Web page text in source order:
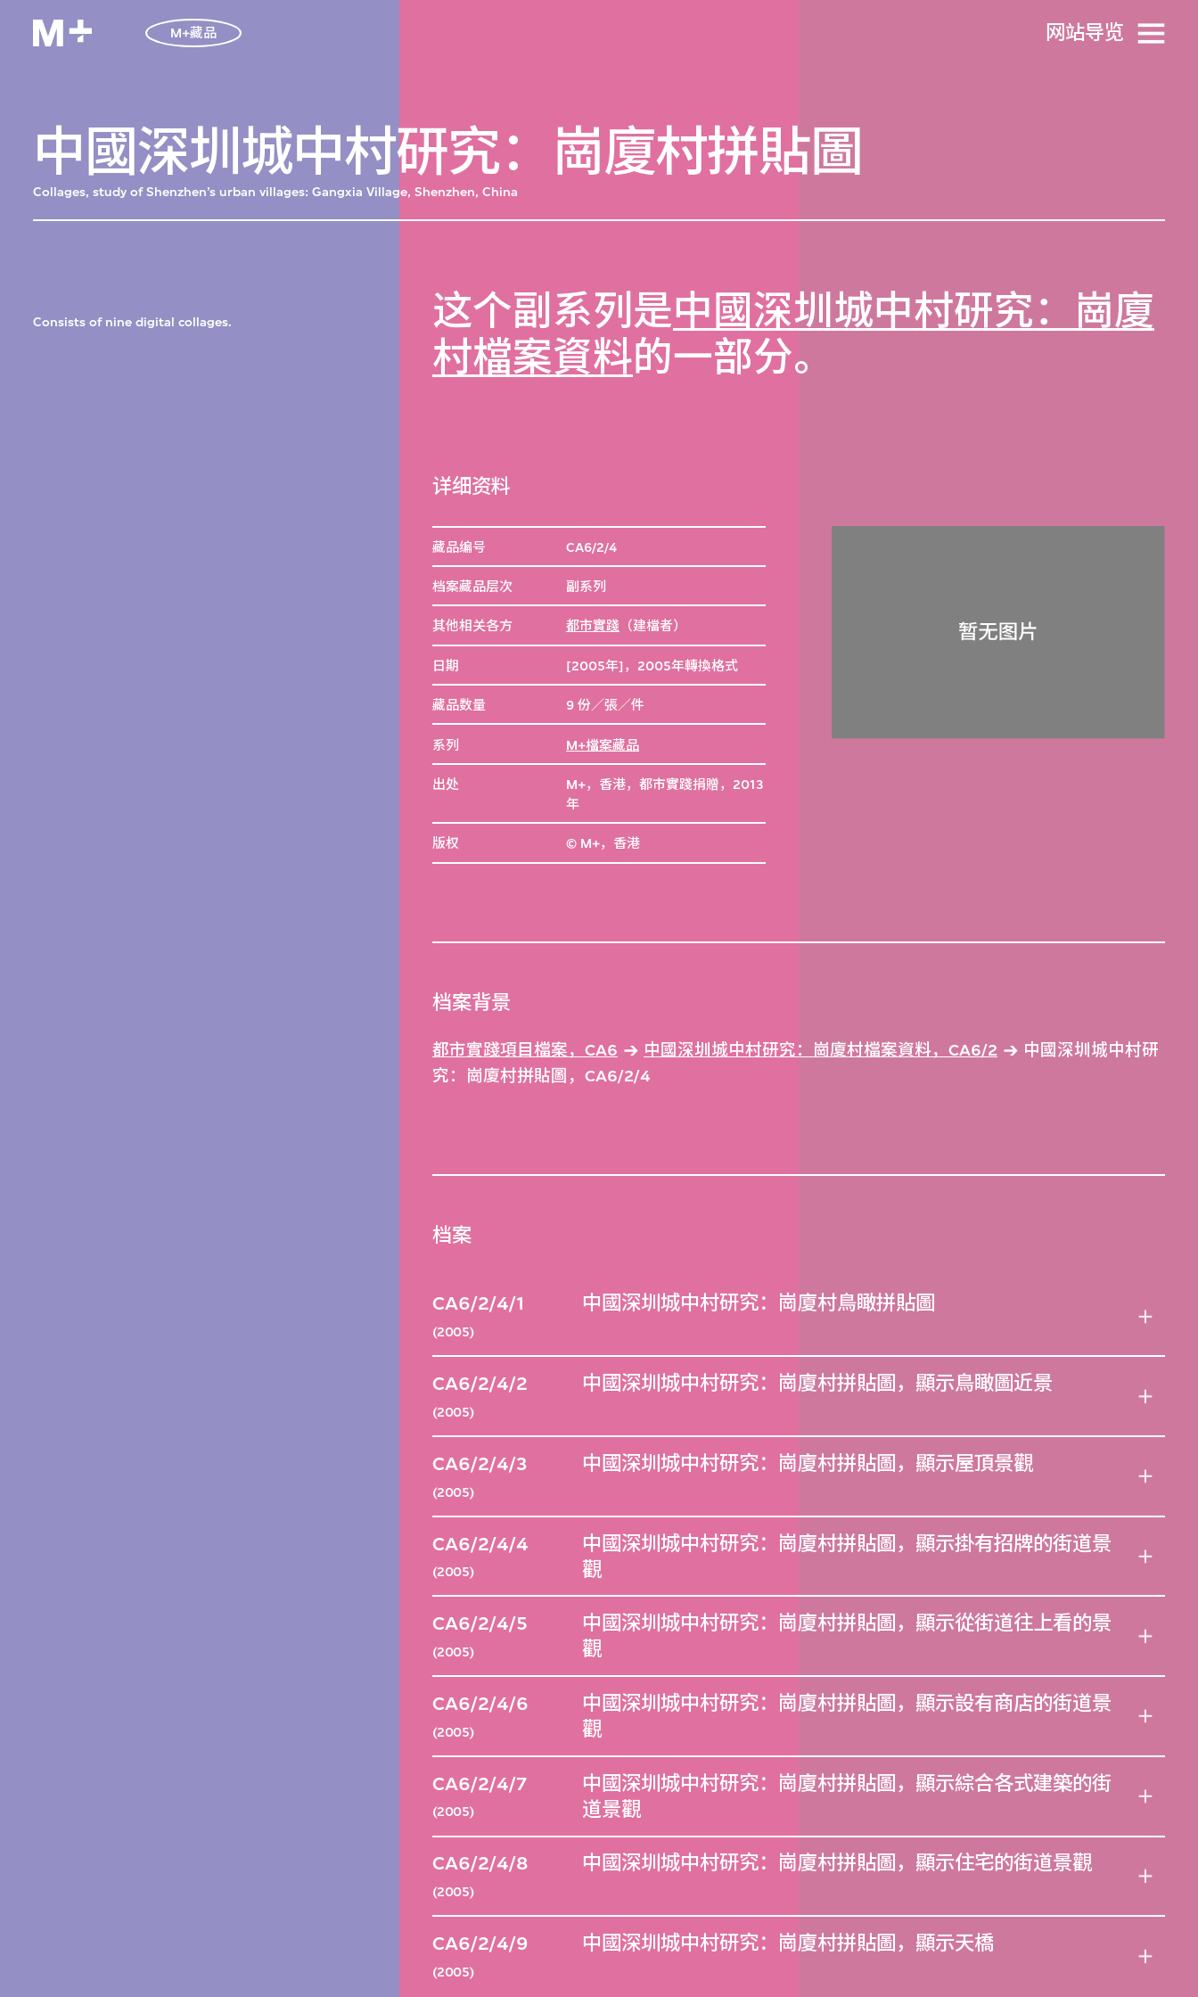
M+藏品 网站导览
中國深圳城中村研究：崗廈村拼貼圖
Collages, study of Shenzhen’s urban villages: Gangxia Village, Shenzhen, China
Consists of nine digital collages. 这个副系列是中國深圳城中村研究：崗廈
村檔案資料的一部分。
详细资料
藏品编号 CA6/2/4
档案藏品层次 副系列
其他相关各方 都市實踐 （建檔者）
日期 [2005年]，2005年轉換格式
藏品数量 9 份／張／件
系列 M+檔案藏品
出处
M+，香港，都市實踐捐贈，2013
年
版权 © M+，香港
档案背景
都市實踐項目檔案，CA6 中國深圳城中村研究：崗廈村檔案資料，CA6/2
中國深圳城中村研
究：崗廈村拼貼圖，CA6/2/4
档案
CA6/2/4/1
(2005)
中國深圳城中村研究：崗廈村鳥瞰拼貼圖
CA6/2/4/2
(2005)
中國深圳城中村研究：崗廈村拼貼圖，顯示鳥瞰圖近景
CA6/2/4/3
(2005)
中國深圳城中村研究：崗廈村拼貼圖，顯示屋頂景觀
CA6/2/4/4
(2005)
中國深圳城中村研究：崗廈村拼貼圖，顯示掛有招牌的街道景
觀
CA6/2/4/5
(2005)
中國深圳城中村研究：崗廈村拼貼圖，顯示從街道往上看的景
觀
CA6/2/4/6
(2005)
中國深圳城中村研究：崗廈村拼貼圖，顯示設有商店的街道景
觀
CA6/2/4/7
(2005)
中國深圳城中村研究：崗廈村拼貼圖，顯示綜合各式建築的街
道景觀
CA6/2/4/8
(2005)
中國深圳城中村研究：崗廈村拼貼圖，顯示住宅的街道景觀
CA6/2/4/9
(2005)
中國深圳城中村研究：崗廈村拼貼圖，顯示天橋